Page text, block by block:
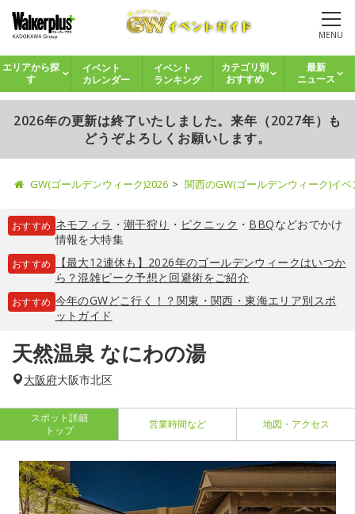
MENU
エリアから探
す
イベント
カレンダー
イベント
ランキング
カテゴリ別
おすすめ
最新
ニュース
2026年の更新は終了いたしました。来年（2027年）も
どうぞよろしくお願いします。
GW(ゴールデンウィーク)2026 関西のGW(ゴールデンウィーク)イ
おすすめ ネモフィラ ・ 潮干狩り ・ ピクニック ・ BBQなどおでかけ
情報を大特集
おすすめ
【最大12連休も】2026年のゴールデンウィークはいつか
ら？混雑ピーク予想と回避術をご紹介
おすすめ 今年のGWどこ行く！？関東・関西・東海エリア別スポ
ットガイド
天然温泉 なにわの湯
大阪府大阪市北区
スポット詳細
トップ
営業時間など 地図・アクセス